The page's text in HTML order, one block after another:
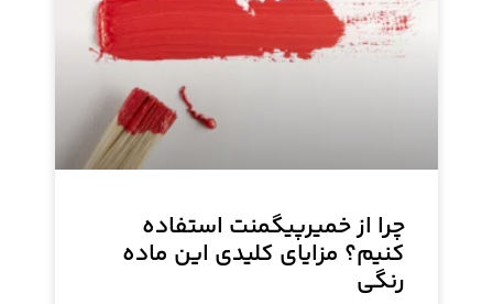
چرا از خمیرپیگمنت استفاده
کنیم؟ مزایای کلیدی این ماده
رنگی